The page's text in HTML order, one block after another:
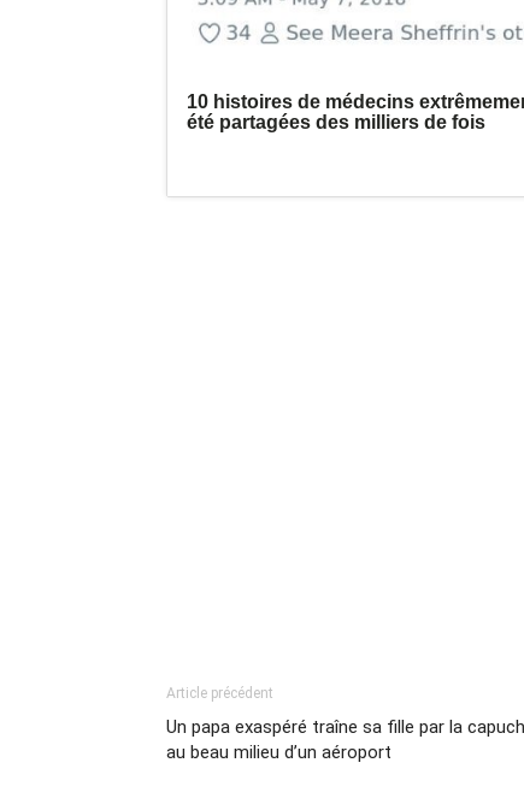
Article précédent
Un papa exaspéré traîne sa fille par la
au beau milieu d’un aéroport